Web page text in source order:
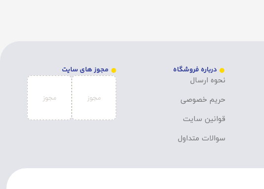
درباره فروشگاه
نحوه ارسال
حریم خصوصی
قوانین سایت
سوالات متداول
مجوز های سایت